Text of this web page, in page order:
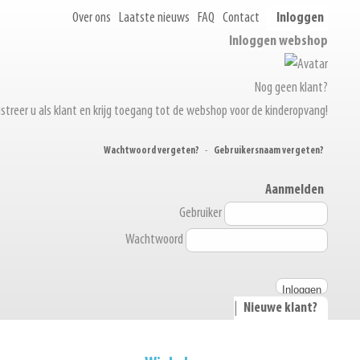
Over ons Laatste nieuws FAQ Contact
Inloggen
Inloggen webshop
Nog geen klant?
u als klant en krijg toegang tot de webshop voor de kinderopvang!
Wachtwoord vergeten? - Gebruikersnaam vergeten?
Aanmelden
Gebruiker
Wachtwoord
Nieuwe klant?